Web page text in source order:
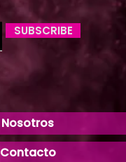
SUBSCRIBE
Nosotros
Contacto